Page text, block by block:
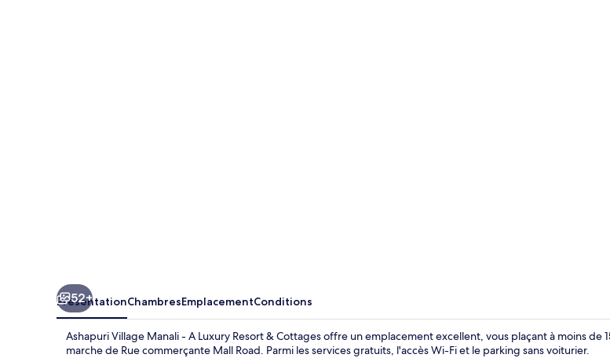
52+
PrésentationChambresEmplacementConditions
Ashapuri Village Manali - A Luxury Resort & Cottages offre un emplacement excellent, vous plaçant à moins de
marche de Rue commerçante Mall Road. Parmi les services gratuits, l'accès Wi-Fi et le parking sans voiturier.